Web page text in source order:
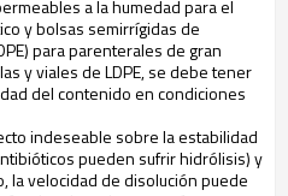
a la humedad para el
y bolsas semirrígidas de
para parenterales de gran
y viales de LDPE, se debe tener
del contenido en condiciones
indeseable sobre la estabilidad
pueden sufrir hidrólisis) y
la velocidad de disolución puede